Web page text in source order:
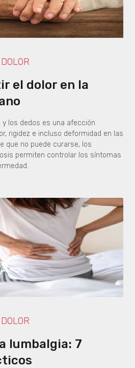
el dolor en la
los dedos es una afección
rigidez e incluso deformidad en las
que no puede curarse, los
permiten controlar los síntomas
lumbalgia: 7